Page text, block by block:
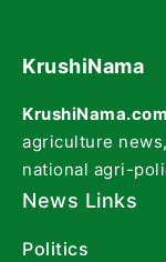
KrushiNama
KrushiNama.com
agriculture
national agri-
News Links
Politics